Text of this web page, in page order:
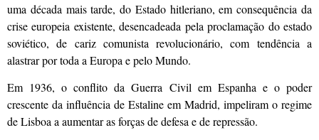
uma década mais tarde, do Estado hitleriano, em consequência da
crise europeia existente, desencadeada pela proclamação do estado
soviético, de cariz comunista revolucionário, com tendência a
alastrar por toda a Europa e pelo Mundo.
Em 1936, o conflito da Guerra Civil em Espanha e o poder
crescente da influência de Estaline em Madrid, impeliram o regime
de Lisboa a aumentar as forças de defesa e de repressão.